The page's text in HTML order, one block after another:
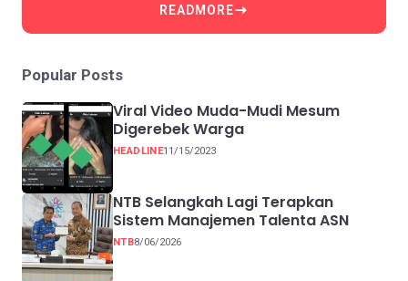
READMORE
Popular Posts
Viral Video Muda-Mudi Mesum
Digerebek Warga
HEADLINE11/15/2023
NTB Selangkah Lagi Terapkan
Sistem Manajemen Talenta ASN
NTB8/06/2026